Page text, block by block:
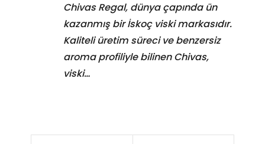
Chivas Regal, dünya çapında ün
kazanmış bir İskoç viski markasıdır.
Kaliteli üretim süreci ve benzersiz
aroma profiliyle bilinen Chivas,
viski…